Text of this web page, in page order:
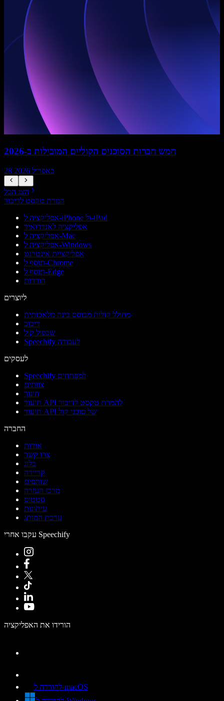
חמש חברות הסוכנים הקוליים המובילות ב-2026
28 באפריל 2026
הצג הכל
המרת טקסט לדיבור
אפליקציה ל-iPhone ול-iPad
אפליקציה לאנדרואיד
אפליקציה ל-Mac
אפליקציה ל-Windows
אפליקציית אינטרנט
תוסף ל-Chrome
תוסף ל-Edge
הורדות
ליוצרים
מחולל קולות מבוסס בינה מלאכותית
דיבוב
שכפול קול
Speechify לעבודה
לעסקים
Speechify למפתחים
צוותים
חינוך
תיעוד API להמרת טקסט לדיבור
תיעוד API של סוכני קול
החברה
אודות
צרו קשר
בלוג
קריירה
שותפים
מרכז העזרה
סטטוס
עיתונות
ערכת המותג
עקבו אחרי Speechify
הורידו את האפליקציה
להורדה ל-macOS